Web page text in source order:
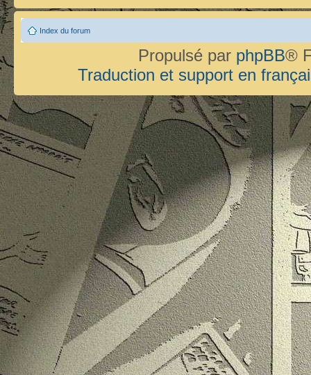
Index du forum
Propulsé par phpBB®
Traduction et support en